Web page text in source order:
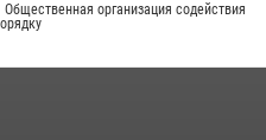
Общественная организация содействия